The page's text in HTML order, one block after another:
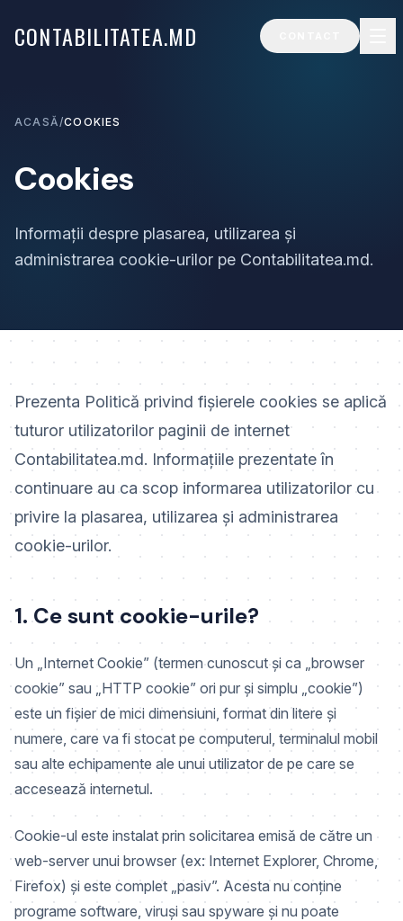
CONTABILITATEA.MD
ACASĂ/COOKIES
Cookies
Informații despre plasarea, utilizarea și
administrarea cookie-urilor pe Contabilitatea.md.
Prezenta Politică privind fișierele cookies se aplică
tuturor utilizatorilor paginii de internet
Contabilitatea.md. Informațiile prezentate în
continuare au ca scop informarea utilizatorilor cu
privire la plasarea, utilizarea și administrarea
cookie-urilor.
1. Ce sunt cookie-urile?
Un „Internet Cookie” (termen cunoscut și ca „browser
cookie” sau „HTTP cookie” ori pur și simplu „cookie”)
este un fișier de mici dimensiuni, format din litere și
numere, care va fi stocat pe computerul, terminalul mobil
sau alte echipamente ale unui utilizator de pe care se
accesează internetul.
Cookie-ul este instalat prin solicitarea emisă de către un
web-server unui browser (ex: Internet Explorer, Chrome,
Firefox) și este complet „pasiv”. Acesta nu conține
programe software, viruși sau spyware și nu poate